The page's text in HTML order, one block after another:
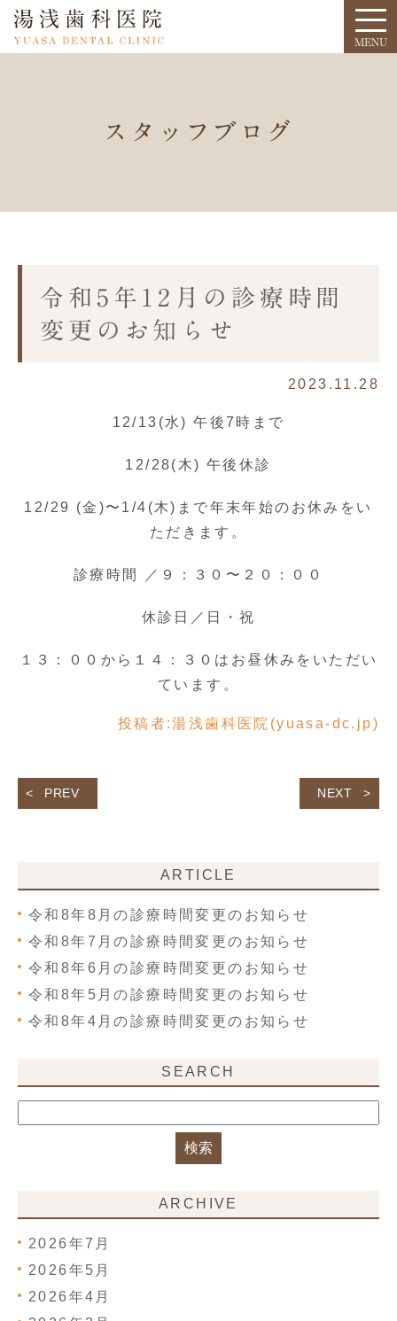
スタッフブログ
令和5年12月の診療時間
変更のお知らせ
2023.11.28
12/13(水) 午後7時まで
12/28(木) 午後休診
12/29 (金)〜1/4(木)まで年末年始のお休みをい
ただきます。
診療時間 ／９：３０〜２０：００
休診日／日・祝
１３：００から１４：３０はお昼休みをいただい
ています。
投稿者:湯浅歯科医院(yuasa-dc.jp)
PREV NEXT
ARTICLE
令和8年8月の診療時間変更のお知らせ
令和8年7月の診療時間変更のお知らせ
令和8年6月の診療時間変更のお知らせ
令和8年5月の診療時間変更のお知らせ
令和8年4月の診療時間変更のお知らせ
SEARCH
ARCHIVE
2026年7月
2026年5月
2026年4月